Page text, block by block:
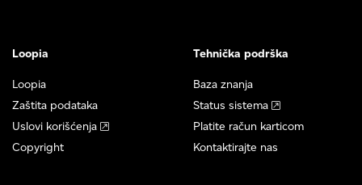
Loopia
Loopia
Zaštita podataka
Uslovi korišćenja
Copyright
Tehnička podrška
Baza znanja
Status sistema
Platite račun karticom
Kontaktirajte nas